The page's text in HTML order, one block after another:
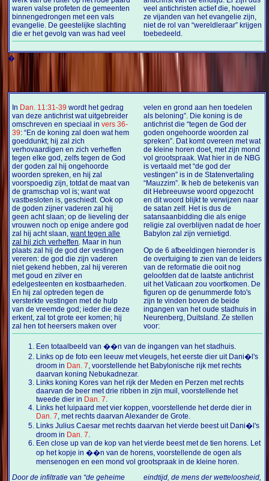
waren valse profeten de gemeenten
binnengedrongen met een vals
evangelie. De geestelijke slachting
die er het gevolg van was had veel
veel antichristen actief die, hoewel
ze vijanden van het evangelie zijn,
niet de rol van “wereldleraar” krijgen
toebedeeld.
�
In Dan. 11:31-39 wordt het gedrag
van deze antichrist wat uitgebreider
omschreven en speciaal invers 36-
39: “En de koning zal doen wat hem
goeddunkt; hij zal zich
verhovaardigen en zich verheffen
tegen elke god, zelfs tegen de God
der goden zal hij ongehoorde
woorden spreken, en hij zal
voorspoedig zijn, totdat de maat van
de gramschap vol is; want wat
vastbesloten is, geschiedt. Ook op
de goden zijner vaderen zal hij
geen acht slaan; op de lieveling der
vrouwen noch op enige andere god
zal hij acht slaan,want tegen alle
zal hij zich verheffen. Maar in hun
plaats zal hij de god der vestingen
vereren: de god die zijn vaderen
niet gekend hebben, zal hij vereren
met goud en zilver en
edelgesteenten en kostbaarheden.
En hij zal optreden tegen de
versterkte vestingen met de hulp
van de vreemde god; ieder die deze
erkent, zal tot grote eer komen; hij
zal hen tot heersers maken over
velen en grond aan hen toedelen
als beloning”. Die koning is de
antichrist die “tegen de God der
goden ongehoorde woorden zal
spreken”. Dat komt overeen met wat
de kleine horen doet, met zijn mond
vol grootspraak. Wat hier in de NBG
is vertaald met “de god der
vestingen” is in de Statenvertaling
“Mauzzim”. Ik heb de betekenis van
dit Hebreeuwse woord opgezocht
en dit woord blijkt te verwijzen naar
de satan zelf. Het is dus de
satansaanbidding die als enige
religie zal overblijven nadat de hoer
Babylon zal zijn vernietigd.
Op de 6 afbeeldingen hieronder is
de overtuiging te zien van de leiders
van de reformatie die ooit nog
geloofden dat de laatste antichrist
uit het Vaticaan zou voortkomen. De
figuren op de genummerde foto's
zijn te vinden boven de beide
ingangen van het oude stadhuis in
Neurenberg, Duitsland. Ze stellen
voor:
Een totaalbeeld van ��n van de ingangen van het stadhuis.
Links op de foto een leeuw met vleugels, het eerste dier uit Dani�l's
droom in Dan. 7, voorstellende het Babylonische rijk met rechts
daarvan koning Nebukadnezar.
Links koning Kores van het rijk der Meden en Perzen met rechts
daarvan de beer met drie ribben in zijn muil, voorstellende het
tweede dier in Dan. 7.
Links het luipaard met vier koppen, voorstellende het derde dier in
Dan. 7, met rechts daarvan Alexander de Grote.
Links Julius Caesar met rechts daarvan het vierde beest uit Dani�l's
droom in Dan. 7.
Een close up van de kop van het vierde beest met de tien horens. Let
op het kopje in ��n van de horens, voorstellende de ogen als
mensenogen en een mond vol grootspraak in de kleine horen.
Door de infiltratie van “de geheime
eindtijd, de mens der wetteloosheid,